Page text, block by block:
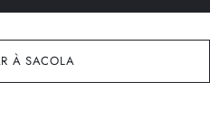
À SACOLA